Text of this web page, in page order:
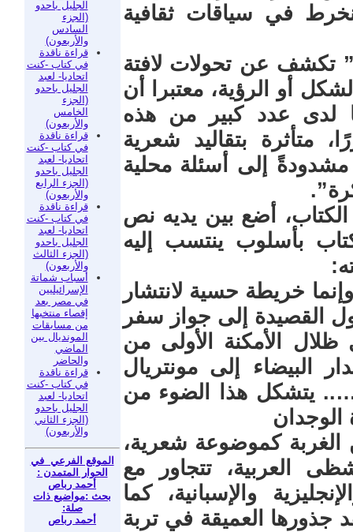
الجليل باحدو
(الجزء
السادس
والأربعون)
قراءة ناقدة
في كتاب -كنت
اتحاديا- لعبد
الجليل باحدو
(الجزء
الخامس
والأربعون)
قراءة ناقدة
في كتاب -كنت
اتحاديا- لعبد
الجليل باحدو
(الجزء الرابع
والأربعون)
قراءة ناقدة
في كتاب -كنت
اتحاديا- لعبد
الجليل باحدو
(الجزء الثالث
والأربعون)
أسباب شماتة
الإسرائيليين
في مصر بعد
إقصاء منتخبها
من مسابقات
المونديال بين
الماضي
والحاضر
قراءة ناقدة
في كتاب -كنت
اتحاديا- لعبد
الجليل باحدو
(الجزء الثاني
والأربعون)
الموقع الفرعي في
الحوار المتمدن :
أحمد رباص
بحث :مواضيع ذات
صلة:
أحمد رباص
في سياقات ثقافية
عن تحولات لافتة
أو الرؤية، معتبرا أن
لدى عدد كبير من هذه
متأثرة بتقاليد شعرية
إلى أسئلة محلية
أضع بين يديه نص
بأسلوب ينتسب إليه
خريطة حسية لانتشار
القصيدة إلى جواز سفر
الأمكنة الأولى من
البيضاء إلى مونتريال
يتشكل هذا الضوء من
الوجدان
الغربة كموضوعة شعرية،
العربية، تتجاور مع
والإسبانية، كما
جذورها العميقة في تربة